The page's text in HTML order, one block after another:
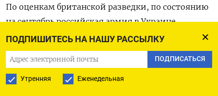
ПОДПИШИТЕСЬ НА НАШУ РАССЫЛКУ
ПОДПИСАТЬСЯ
Утренняя Еженедельная
По оценкам британской разведки, по состоянию
на сентябрь российская армия в Украине
потеряла 610 тысяч человек. Общее число потерь,
включающее как убитых, так и раненых,
превысило потери во всех войнах России после
Второй мировой и сравнялось с населением